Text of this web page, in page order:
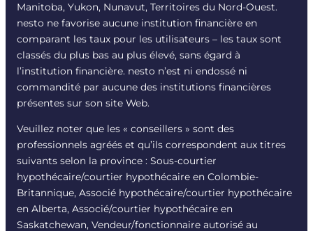
Manitoba, Yukon, Nunavut, Territoires du Nord-Ouest.
nesto ne favorise aucune institution financière en
comparant les taux pour les utilisateurs – les taux sont
classés du plus bas au plus élevé, sans égard à
l’institution financière. nesto n’est ni endossé ni
commandité par aucune des institutions financières
présentes sur son site Web.
Veuillez noter que les « conseillers » sont des
professionnels agréés et qu’ils correspondent aux titres
suivants selon la province : Sous-courtier
hypothécaire/courtier hypothécaire en Colombie-
Britannique, Associé hypothécaire/courtier hypothécaire
en Alberta, Associé/courtier hypothécaire en
Saskatchewan, Vendeur/fonctionnaire autorisé au